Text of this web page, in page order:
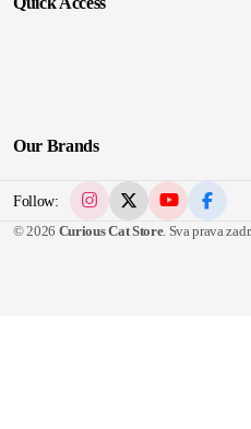
Our Brands
Follow:
© 2026 Curious Cat Store. Sva prava